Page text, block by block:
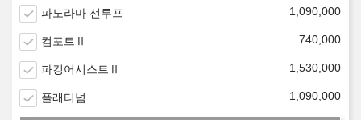
파노라마 선루프 1,090,000
컴포트Ⅱ 740,000
파킹어시스트Ⅱ 1,530,000
플래티넘 1,090,000